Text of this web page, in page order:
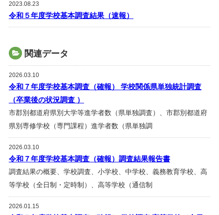
2023.08.23
令和５年度学校基本調査結果（速報）
関連データ
2026.03.10
令和７年度学校基本調査（確報） 学校関係県単独統計調査
（卒業後の状況調査 ）
市郡別都道府県別大学等進学者数（県単独調査）、市郡別都道府
県別専修学校（専門課程）進学者数（県単独調
2026.03.10
令和７年度学校基本調査（確報）調査結果報告書
調査結果の概要、学校調査、小学校、中学校、義務教育学校、高
等学校（全日制・定時制）、高等学校（通信制
2026.01.15